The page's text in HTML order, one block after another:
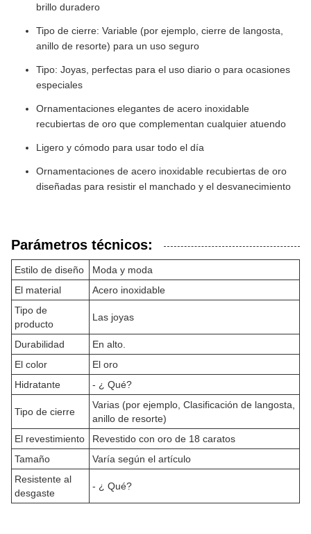
brillo duradero
Tipo de cierre: Variable (por ejemplo, cierre de langosta,
anillo de resorte) para un uso seguro
Tipo: Joyas, perfectas para el uso diario o para ocasiones
especiales
Ornamentaciones elegantes de acero inoxidable
recubiertas de oro que complementan cualquier atuendo
Ligero y cómodo para usar todo el día
Ornamentaciones de acero inoxidable recubiertas de oro
diseñadas para resistir el manchado y el desvanecimiento
Parámetros técnicos:
Estilo de diseño
Moda y moda
El material
Acero inoxidable
Tipo de
producto
Las joyas
Durabilidad
En alto.
El color
El oro
Hidratante
- ¿ Qué?
Tipo de cierre
Varias (por ejemplo, Clasificación de langosta,
anillo de resorte)
El revestimiento
Revestido con oro de 18 caratos
Tamaño
Varía según el artículo
Resistente al
desgaste
- ¿ Qué?